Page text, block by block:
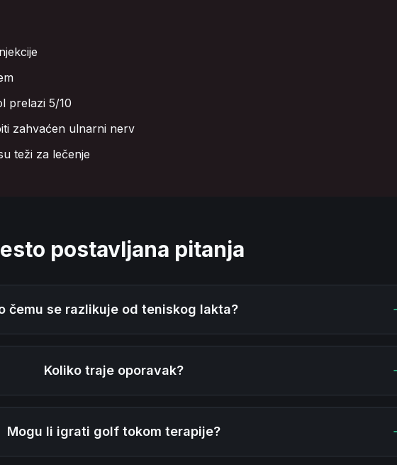
prelazi 5/10
zahvaćen ulnarni nerv
teži za lečenje
postavljana pitanja
čemu se razlikuje od teniskog lakta?
Koliko traje oporavak?
Mogu li igrati golf tokom terapije?